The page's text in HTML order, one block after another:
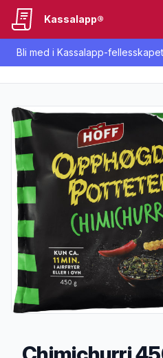
Bli med i Kassalapp-
Kassalapp®